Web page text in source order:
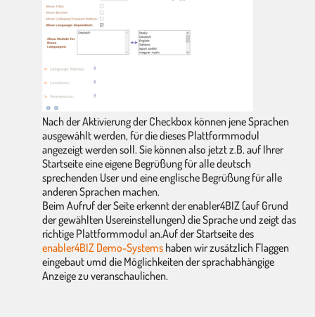
Nach der Aktivierung der Checkbox können jene Sprachen
ausgewählt werden, für die dieses Plattformmodul
angezeigt werden soll. Sie können also jetzt z.B. auf Ihrer
Startseite eine eigene Begrüßung für alle deutsch
sprechenden User und eine englische Begrüßung für alle
anderen Sprachen machen.
Beim Aufruf der Seite erkennt der enabler4BIZ (auf Grund
der gewählten Usereinstellungen) die Sprache und zeigt das
richtige Plattformmodul an.Auf der Startseite des
enabler4BIZ Demo-Systems haben wir zusätzlich Flaggen
eingebaut umd die Möglichkeiten der sprachabhängige
Anzeige zu veranschaulichen.